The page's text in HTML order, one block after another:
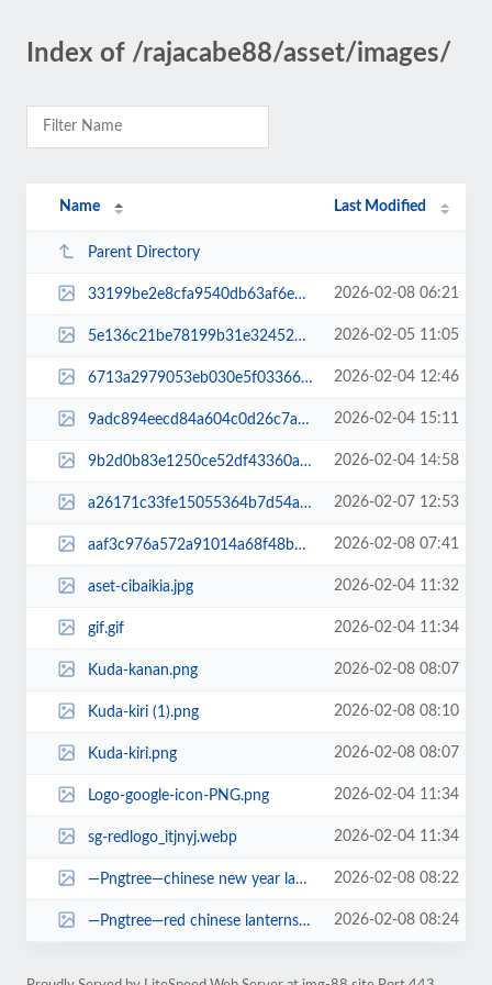
Index of /rajacabe88/asset/images/
Name Last Modified
Parent Directory
33199be2e8cfa9540db63af6e7d64aed.jpg 2026-02-08 06:21
5e136c21be78199b31e324525b5d61f1.jpg 2026-02-05 11:05
6713a2979053eb030e5f0336640a5e4b.jpg 2026-02-04 12:46
9adc894eecd84a604c0d26c7ac84455c.jpg 2026-02-04 15:11
9b2d0b83e1250ce52df43360a1e97b9a.jpg 2026-02-04 14:58
a26171c33fe15055364b7d54a5aeb4e9.jpg 2026-02-07 12:53
aaf3c976a572a91014a68f48b48f22b1.jpg 2026-02-08 07:41
aset-cibaikia.jpg 2026-02-04 11:32
gif.gif 2026-02-04 11:34
Kuda-kanan.png 2026-02-08 08:07
Kuda-kiri (1).png 2026-02-08 08:10
Kuda-kiri.png 2026-02-08 08:07
Logo-google-icon-PNG.png 2026-02-04 11:34
sg-redlogo_itjnyj.webp 2026-02-04 11:34
—Pngtree—chinese new year lantern and_14434319 (1).png 2026-02-08 08:22
—Pngtree—red chinese lanterns hanging from_20456715 (1).png 2026-02-08 08:24